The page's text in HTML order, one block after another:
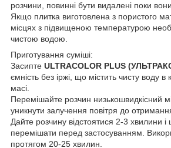
розчини, повинні бути видалені поки
Якщо плитка виготовлена з пористого
місцях з підвищеною температурою
чистою водою.
Приготування суміші:
Засипте ULTRACOLOR PLUS
ємність без іржі, що містить чисту воду в
масі.
Перемішайте розчин низькошвидкісний
уникнути залучення повітря до
Дайте розчину відстоятися 2-3 хвилини
перемішати перед застосуванням.
протягом 20-25 хвилин.